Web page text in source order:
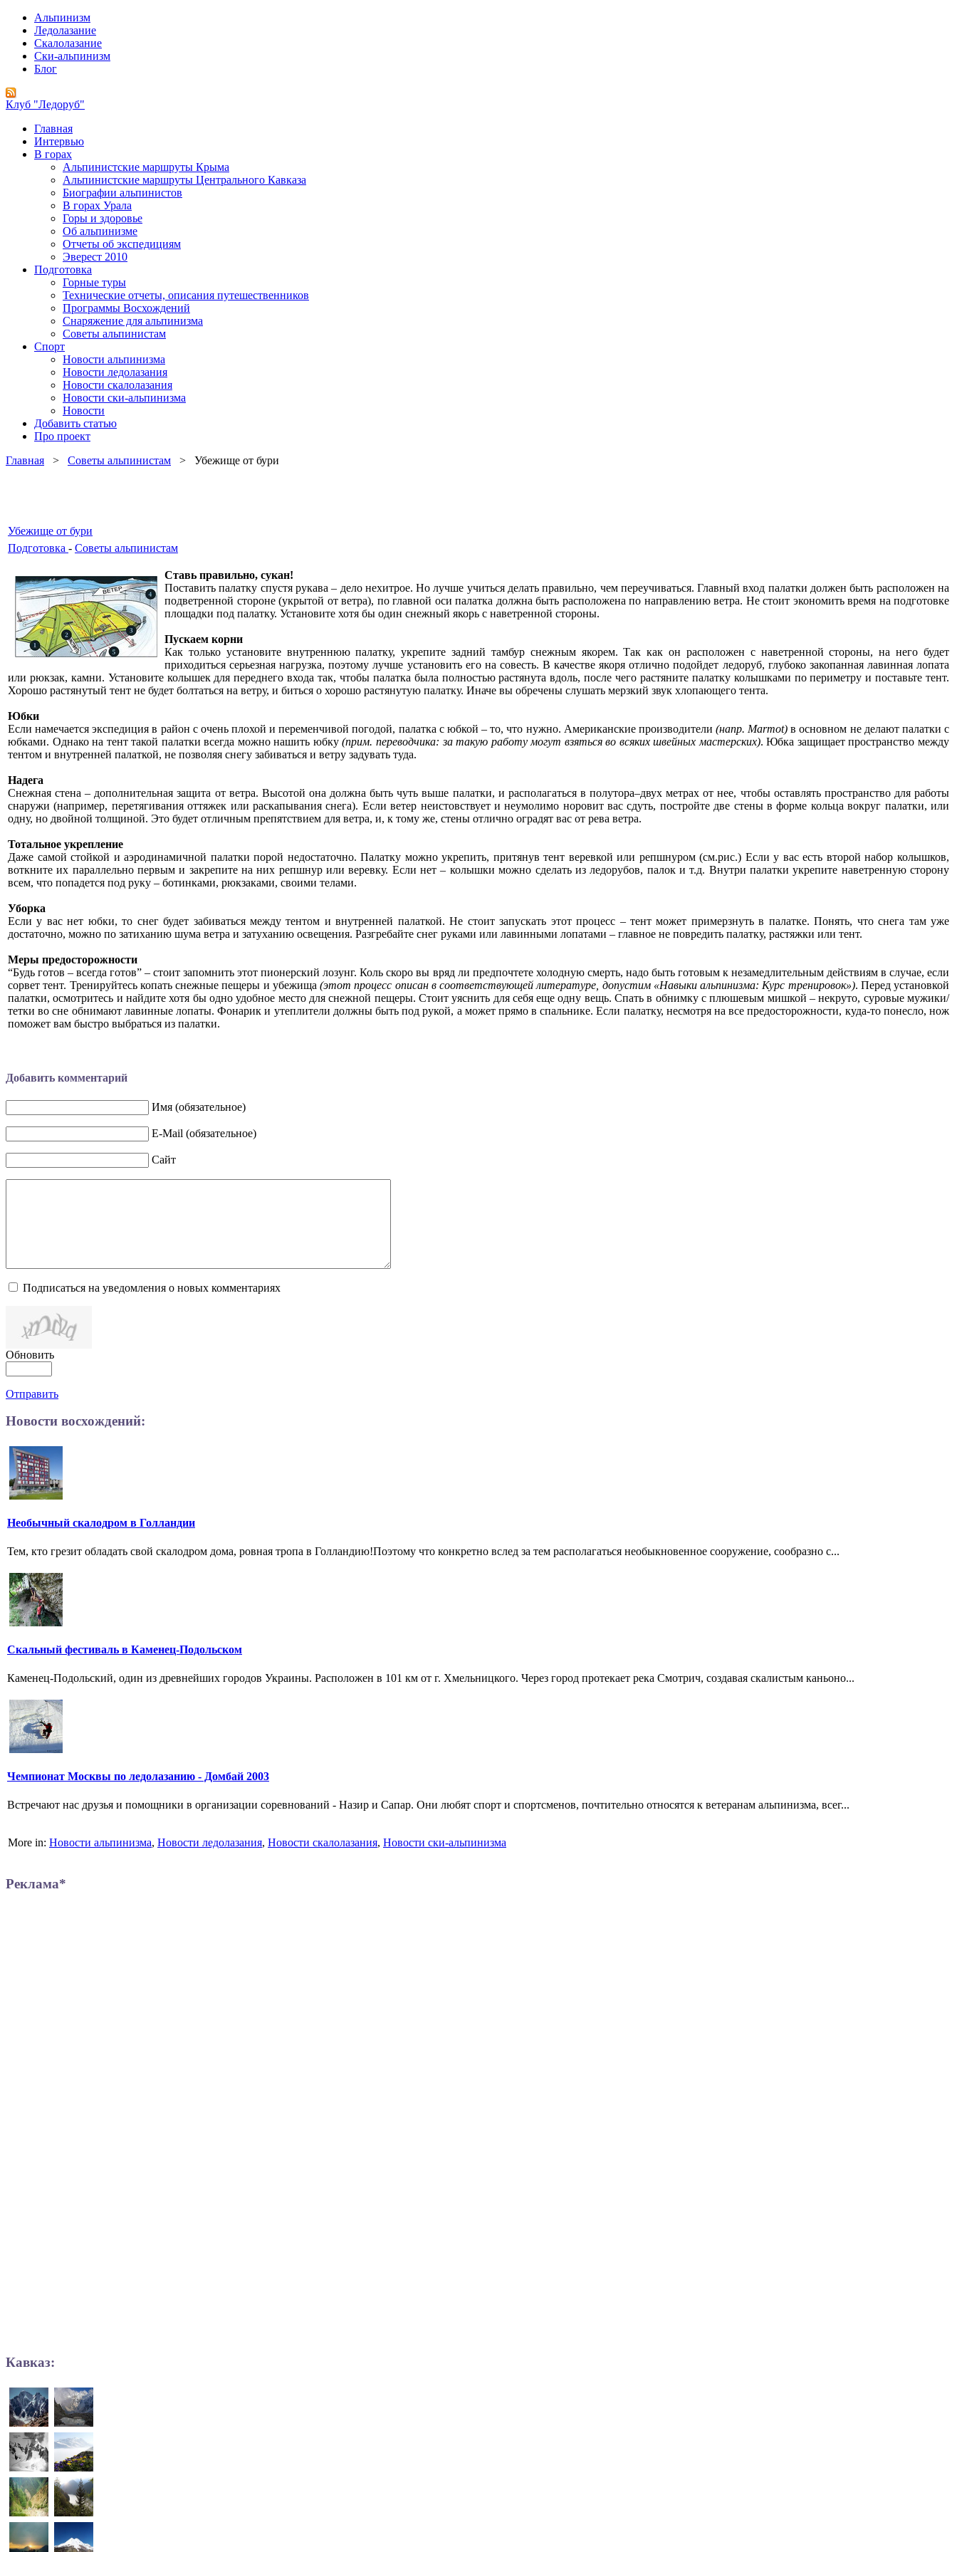
Альпинизм
Ледолазание
Скалолазание
Ски-альпинизм
Блог
Клуб "Ледоруб"
Главная
Интервью
В горах
Альпинистские маршруты Крыма
Альпинистские маршруты Центрального Кавказа
Биографии альпинистов
В горах Урала
Горы и здоровье
Об альпинизме
Отчеты об экспедициям
Эверест 2010
Подготовка
Горные туры
Технические отчеты, описания путешественников
Программы Восхождений
Снаряжение для альпинизма
Советы альпинистам
Спорт
Новости альпинизма
Новости ледолазания
Новости скалолазания
Новости ски-альпинизма
Новости
Добавить статью
Про проект
Главная > Советы альпинистам > Убежище от бури
Убежище от бури
Подготовка - Советы альпинистам
Ставь правильно, сукан!
Поставить палатку спустя рукава – дело нехитрое. Но лучше учиться делать правильно, чем переучиваться. Главный вход палатки должен быть расположен на
подветренной стороне (укрытой от ветра), по главной оси палатка должна быть расположена по направлению ветра. Не стоит экономить время на подготовке
площадки под палатку. Установите хотя бы один снежный якорь с наветренной стороны.
Пускаем корни
Как только установите внутреннюю палатку, укрепите задний тамбур снежным якорем. Так как он расположен с наветренной стороны, на него будет
приходиться серьезная нагрузка, поэтому лучше установить его на совесть. В качестве якоря отлично подойдет ледоруб, глубоко закопанная лавинная лопата
или рюкзак, камни. Установите колышек для переднего входа так, чтобы палатка была полностью растянута вдоль, после чего растяните палатку колышками по периметру и поставьте тент.
Хорошо растянутый тент не будет болтаться на ветру, и биться о хорошо растянутую палатку. Иначе вы обречены слушать мерзкий звук хлопающего тента.
Юбки
Если намечается экспедиция в район с очень плохой и переменчивой погодой, палатка с юбкой – то, что нужно. Американские производители (напр. Marmot) в основном не делают палатки с
юбками. Однако на тент такой палатки всегда можно нашить юбку(прим. переводчика: за такую работу могут взяться во всяких швейных мастерских). Юбка защищает пространство между
тентом и внутренней палаткой, не позволяя снегу забиваться и ветру задувать туда.
Надега
Снежная стена – дополнительная защита от ветра. Высотой она должна быть чуть выше палатки, и располагаться в полутора–двух метрах от нее, чтобы оставлять пространство для работы
снаружи (например, перетягивания оттяжек или раскапывания снега). Если ветер неистовствует и неумолимо норовит вас сдуть, постройте две стены в форме кольца вокруг палатки, или
одну, но двойной толщиной. Это будет отличным препятствием для ветра, и, к тому же, стены отлично оградят вас от рева ветра.
Тотальное укрепление
Даже самой стойкой и аэродинамичной палатки порой недостаточно. Палатку можно укрепить, притянув тент веревкой или репшнуром (см.рис.) Если у вас есть второй набор колышков,
воткните их параллельно первым и закрепите на них репшнур или веревку. Если нет – колышки можно сделать из ледорубов, палок и т.д. Внутри палатки укрепите наветренную сторону
всем, что попадется под руку – ботинками, рюкзаками, своими телами.
Уборка
Если у вас нет юбки, то снег будет забиваться между тентом и внутренней палаткой. Не стоит запускать этот процесс – тент может примерзнуть в палатке. Понять, что снега там уже
достаточно, можно по затиханию шума ветра и затуханию освещения. Разгребайте снег руками или лавинными лопатами – главное не повредить палатку, растяжки или тент.
Меры предосторожности
“Будь готов – всегда готов” – стоит запомнить этот пионерский лозунг. Коль скоро вы вряд ли предпочтете холодную смерть, надо быть готовым к незамедлительным действиям в случае, если
сорвет тент. Тренируйтесь копать снежные пещеры и убежища (этот процесс описан в соответствующей литературе, допустим «Навыки альпинизма: Курс тренировок»). Перед установкой
палатки, осмотритесь и найдите хотя бы одно удобное место для снежной пещеры. Стоит уяснить для себя еще одну вещь. Спать в обнимку с плюшевым мишкой – некруто, суровые мужики/
тетки во сне обнимают лавинные лопаты. Фонарик и утеплители должны быть под рукой, а может прямо в спальнике. Если палатку, несмотря на все предосторожности, куда-то понесло, нож
поможет вам быстро выбраться из палатки.
Добавить комментарий
Имя (обязательное)
E-Mail (обязательное)
Сайт
Подписаться на уведомления о новых комментариях
Обновить
Отправить
Новости восхождений:
Необычный скалодром в Голландии
Тем, кто грезит обладать свой скалодром дома, ровная тропа в Голландию!Поэтому что конкретно вслед за тем располагаться необыкновенное сооружение, сообразно с...
Скальный фестиваль в Каменец-Подольском
Каменец-Подольский, один из древнейших городов Украины. Расположен в 101 км от г. Хмельницкого. Через город протекает река Смотрич, создавая скалистым каньоно...
Чемпионат Москвы по ледолазанию - Домбай 2003
Встречают нас друзья и помощники в организации соревнований - Назир и Сапар. Они любят спорт и спортсменов, почтительно относятся к ветеранам альпинизма, всег...
More in: Новости альпинизма, Новости ледолазания, Новости скалолазания, Новости ски-альпинизма
Реклама*
Кавказ: